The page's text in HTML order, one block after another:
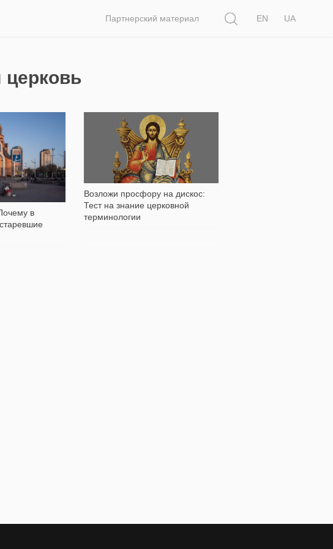
Партнерский материал
EN
UA
церковь
в
Возложи просфору на дискос:
Тест на знание церковной
терминологии
6 201